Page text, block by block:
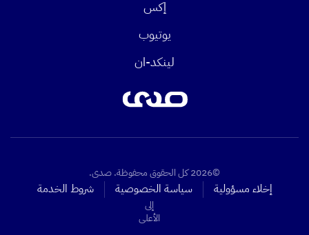
إكس
يوتيوب
لينكد-ان
©2026 كل الحقوق محفوظة. صدى.
إخلاء مسؤولية سياسة الخصوصية شروط الخدمة
إلى
الأعلى